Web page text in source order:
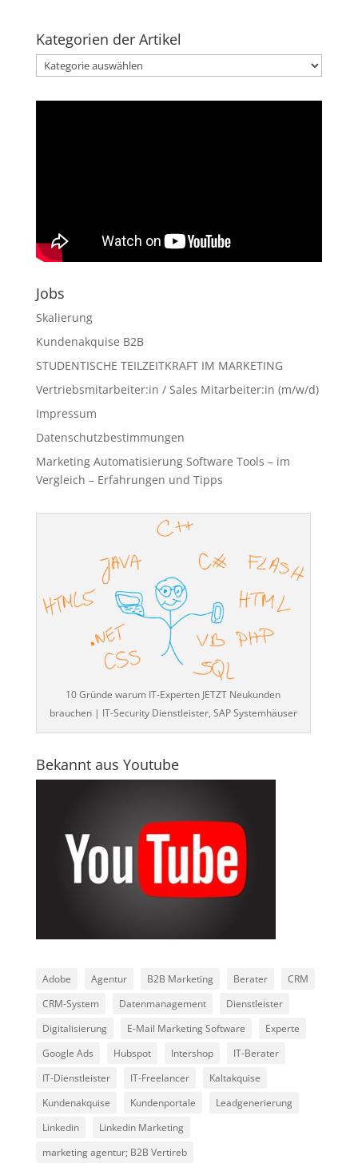
Kategorien der Artikel
Kategorien
der
Artikel
Jobs
Skalierung
Kundenakquise B2B
STUDENTISCHE TEILZEITKRAFT IM MARKETING
Vertriebsmitarbeiter:in / Sales Mitarbeiter:in (m/w/d)
Impressum
Datenschutzbestimmungen
Marketing Automatisierung Software Tools – im
Vergleich – Erfahrungen und Tipps
10 Gründe warum IT-Experten JETZT Neukunden
brauchen | IT-Security Dienstleister, SAP Systemhäuser
Bekannt aus Youtube
Adobe Agentur B2B Marketing Berater
CRM
CRM-System
Datenmanagement
Dienstleister
Digitalisierung
E-Mail Marketing Software
Experte
Google Ads
Hubspot Intershop
IT-Berater
IT-Dienstleister
IT-Freelancer
Kaltakquise
Kundenakquise
Kundenportale
Leadgenerierung
Linkedin
Linkedin Marketing
marketing agentur; B2B Vertireb